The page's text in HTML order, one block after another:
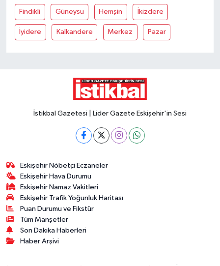
Findikli Güneysu Hemşin İkizdere
İyidere Kalkandere Merkez Pazar
İstikbal Gazetesi | Lider Gazete Eskişehir'in Sesi
Eskişehir Nöbetçi Eczaneler
Eskişehir Hava Durumu
Eskişehir Namaz Vakitleri
Eskişehir Trafik Yoğunluk Haritası
Puan Durumu ve Fikstür
Tüm Manşetler
Son Dakika Haberleri
Haber Arşivi